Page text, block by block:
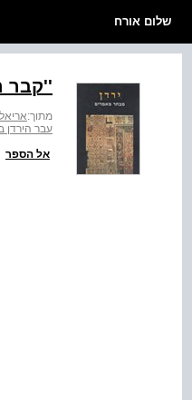
שלום אורח
''קבר
מתוך:
עבר הירדן
אל הספר